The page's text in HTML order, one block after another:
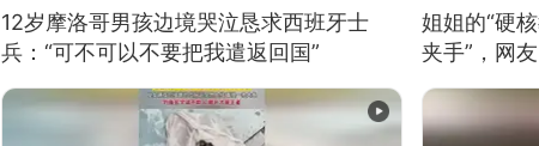
12岁摩洛哥男孩边境哭泣恳求西班牙士
兵：“可不可以不要把我遣返回国”
姐姐的“硬
夹手”，网